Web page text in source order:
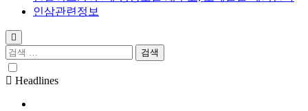
인삼관련정보
검
색:
Headlines